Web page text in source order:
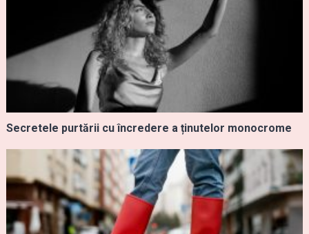
Secretele purtării cu încredere a ținutelor monocrome